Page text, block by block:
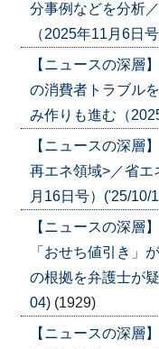
分事例などを分析
（2025年11月6日
【ニュースの深層
の消費者トラブル
み作りも進む（
【ニュースの深
再エネ領域>／省
月16日号）('25/10/
【ニュースの深層
「おせち値引き」
の根拠を弁護士が
04) (1929)
【ニュースの深